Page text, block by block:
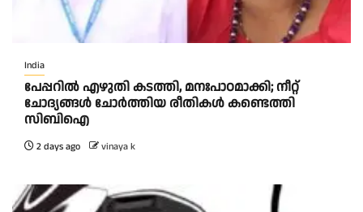
India
പേപ്പറിൽ എഴുതി കടത്തി, മനഃപാഠമാക്കി; നീറ്റ്
ചോദ്യങ്ങൾ ചോർത്തിയ രീതികൾ കണ്ടെത്തി
സിബിഐ
2 days ago vinaya k